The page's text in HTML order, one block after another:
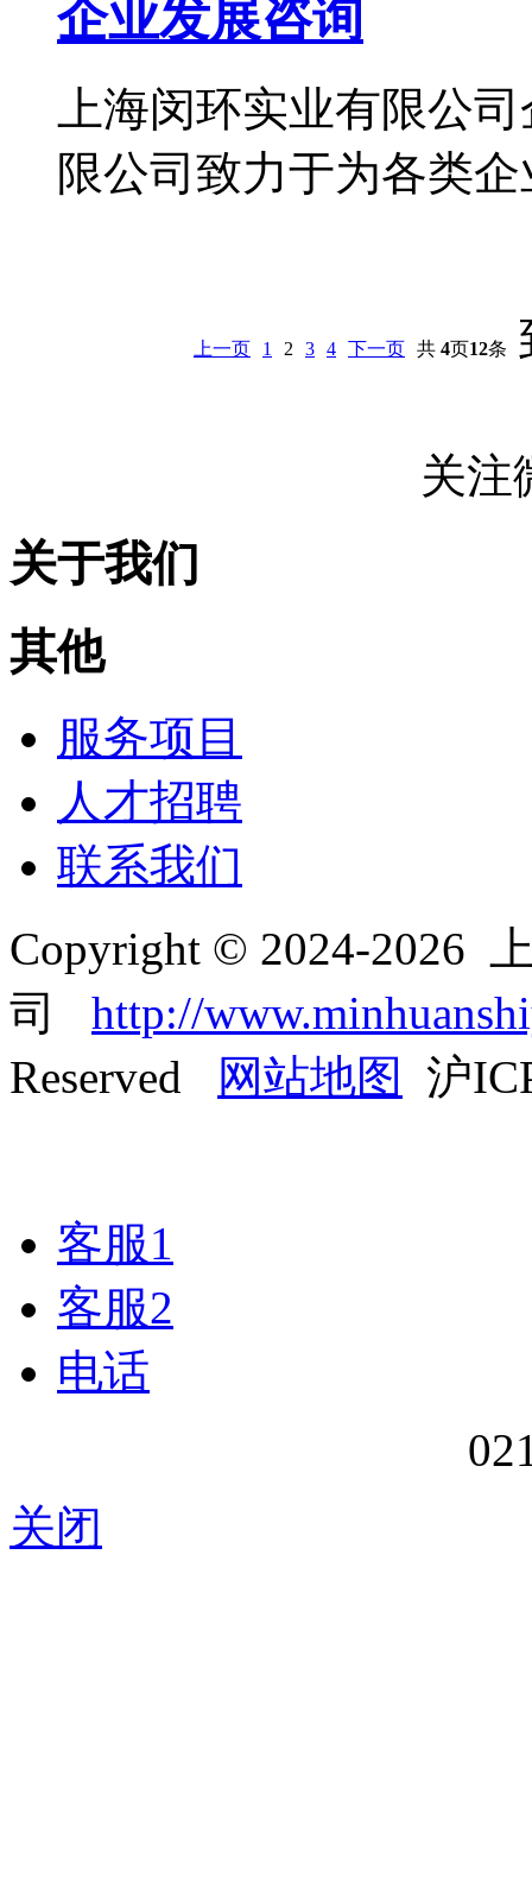
企业发展咨询
上海闵环实业有限公
限公司致力于为各类
上一页 1 2 3 4 下一页 共 4页12条
关注
关于我们
其他
服务项目
人才招聘
联系我们
Copyright © 2024-2026
司 http://
Reserved
网站地图 沪
客服1
客服2
电话
关闭